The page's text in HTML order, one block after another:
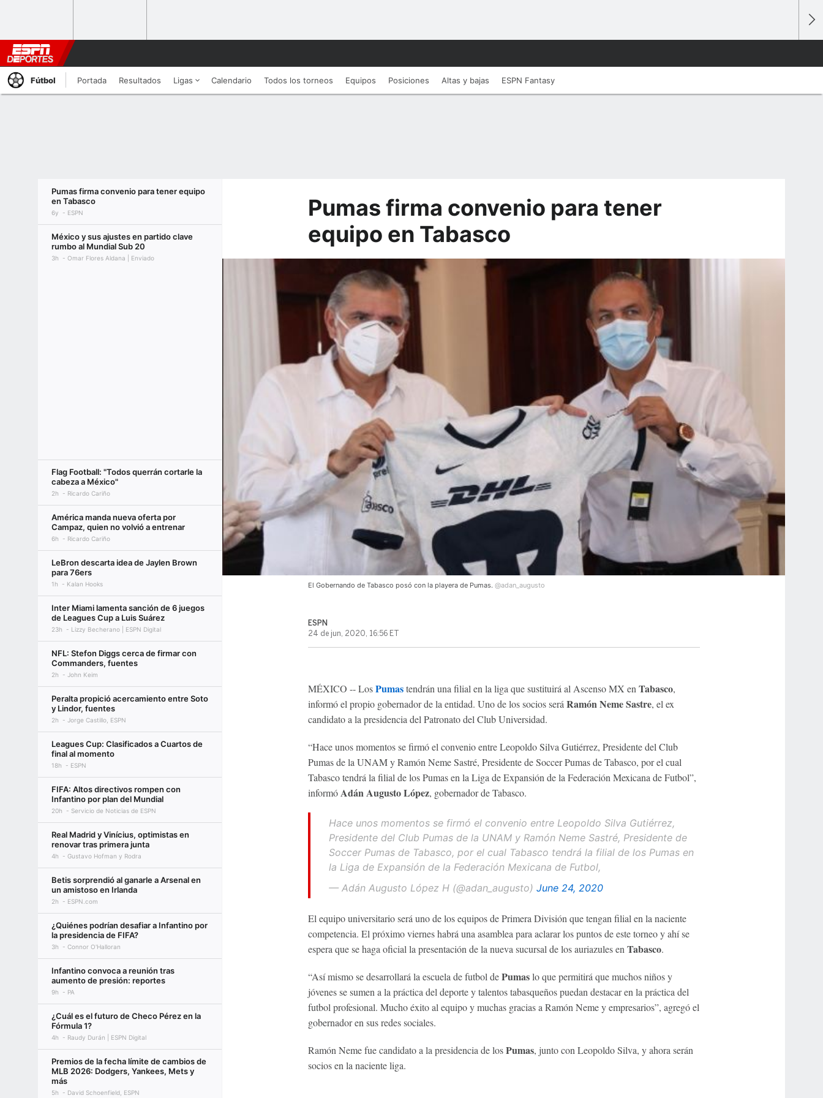
Fútbol Portada Resultados Ligas Calendario Todos los torneos Equipos Posiciones Altas y bajas ESPN Fantasy
Pumas firma convenio para tener equipo
en Tabasco
6y ESPN
México y sus ajustes en partido clave
rumbo al Mundial Sub 20
3h Omar Flores Aldana | Enviado
Flag Football: "Todos querrán cortarle la
cabeza a México"
2h Ricardo Cariño
América manda nueva oferta por
Campaz, quien no volvió a entrenar
6h Ricardo Cariño
LeBron descarta idea de Jaylen Brown
para 76ers
1h Kalan Hooks
Inter Miami lamenta sanción de 6 juegos
de Leagues Cup a Luis Suárez
23h Lizzy Becherano | ESPN Digital
NFL: Stefon Diggs cerca de firmar con
Commanders, fuentes
2h John Keim
Peralta propició acercamiento entre Soto
y Lindor, fuentes
2h Jorge Castillo, ESPN
Leagues Cup: Clasificados a Cuartos de
final al momento
18h ESPN
FIFA: Altos directivos rompen con
Infantino por plan del Mundial
20h Servicio de Noticias de ESPN
Real Madrid y Vinícius, optimistas en
renovar tras primera junta
4h Gustavo Hofman y Rodra
Betis sorprendió al ganarle a Arsenal en
un amistoso en Irlanda
2h ESPN.com
¿Quiénes podrían desafiar a Infantino por
la presidencia de FIFA?
3h Connor O'Halloran
Infantino convoca a reunión tras
aumento de presión: reportes
9h PA
¿Cuál es el futuro de Checo Pérez en la
Fórmula 1?
4h Raudy Durán | ESPN Digital
Premios de la fecha límite de cambios de
MLB 2026: Dodgers, Yankees, Mets y
más
5h David Schoenfield, ESPN
Pumas firma convenio para tener
equipo en Tabasco
El Gobernando de Tabasco posó con la playera de Pumas. @adan_augusto
ESPN
24 de jun, 2020, 16:56 ET
MÉXICO -- LosPumastendrán una filial en la liga que sustituirá al Ascenso MX en Tabasco,
informó el propio gobernador de la entidad. Uno de los socios será Ramón Neme Sastre, el ex
candidato a la presidencia del Patronato del Club Universidad.
“Hace unos momentos se firmó el convenio entre Leopoldo Silva Gutiérrez, Presidente del Club
Pumas de la UNAM y Ramón Neme Sastré, Presidente de Soccer Pumas de Tabasco, por el cual
Tabasco tendrá la filial de los Pumas en la Liga de Expansión de la Federación Mexicana de Futbol”,
informóAdán Augusto López, gobernador de Tabasco.
Hace unos momentos se firmó el convenio entre Leopoldo Silva Gutiérrez,
Presidente del Club Pumas de la UNAM y Ramón Neme Sastré, Presidente de
Soccer Pumas de Tabasco, por el cual Tabasco tendrá la filial de los Pumas en
la Liga de Expansión de la Federación Mexicana de Futbol,
— Adán Augusto López H (@adan_augusto) June 24, 2020
El equipo universitario será uno de los equipos de Primera División que tengan filial en la naciente
competencia. El próximo viernes habrá una asamblea para aclarar los puntos de este torneo y ahí se
espera que se haga oficial la presentación de la nueva sucursal de los auriazules en Tabasco.
“Así mismo se desarrollará la escuela de futbol dePumaslo que permitirá que muchos niños y
jóvenes se sumen a la práctica del deporte y talentos tabasqueños puedan destacar en la práctica del
futbol profesional. Mucho éxito al equipo y muchas gracias a Ramón Neme y empresarios”, agregó el
gobernador en sus redes sociales.
Ramón Neme fue candidato a la presidencia de losPumas, junto con Leopoldo Silva, y ahora serán
socios en la naciente liga.